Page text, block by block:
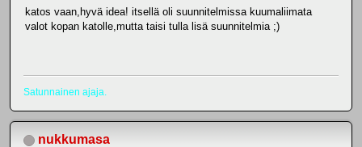
katos vaan,hyvä idea! itsellä oli suunnitelmissa kuumaliimata
valot kopan katolle,mutta taisi tulla lisä suunnitelmia ;)
Satunnainen ajaja.
nukkumasa